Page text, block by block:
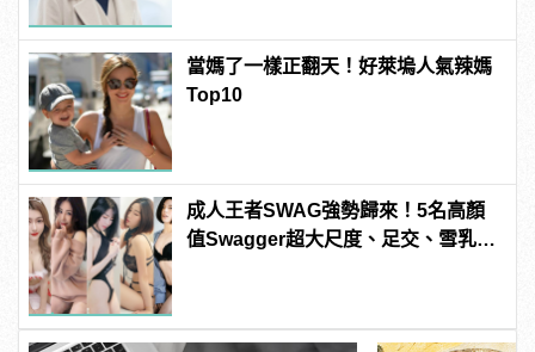
當媽了一樣正翻天！好萊塢人氣辣媽
Top10
成人王者SWAG強勢歸來！5名高顏
值Swagger超大尺度、足交、雪乳、